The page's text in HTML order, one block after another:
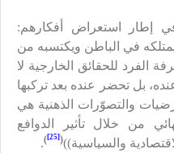
إطار استعراض أفكارهم:
في الباطن ويكتسبه من
الفرد للحقائق الخارجية لا
بل تحضر عنده بعد تركبها
والتصوّرات الذهنية هي
من خلال تأثير الدوافع
والسياسية))(
[25]
)
.